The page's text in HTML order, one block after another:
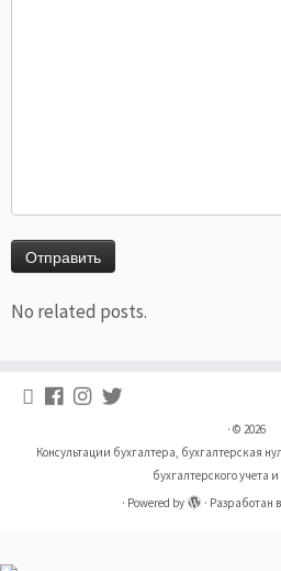
No related posts.
· © 2026
Консультации бухгалтера, бухгалтерская
бухгалтерского учета и
· Powered by · Разработан в